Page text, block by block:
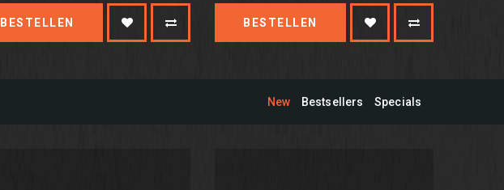
BESTELLEN BESTELLEN
New Bestsellers Specials